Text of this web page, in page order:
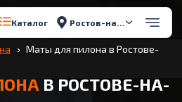
Каталог Ростов-на-Дону
Маты для пилона в Ростове-
В РОСТОВЕ-НА-